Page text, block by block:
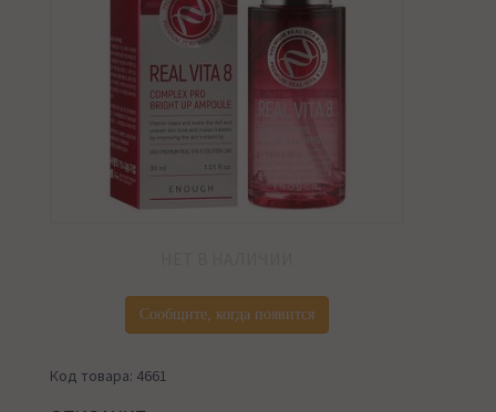
Сообщите, когда появится
Код товара: 4661